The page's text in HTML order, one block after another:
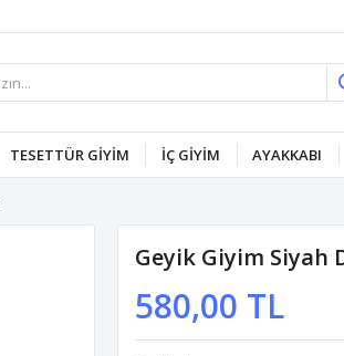
TESETTÜR GİYİM İÇ GİYİM AYAKKABI
Geyik Giyim Siyah
580,00 TL